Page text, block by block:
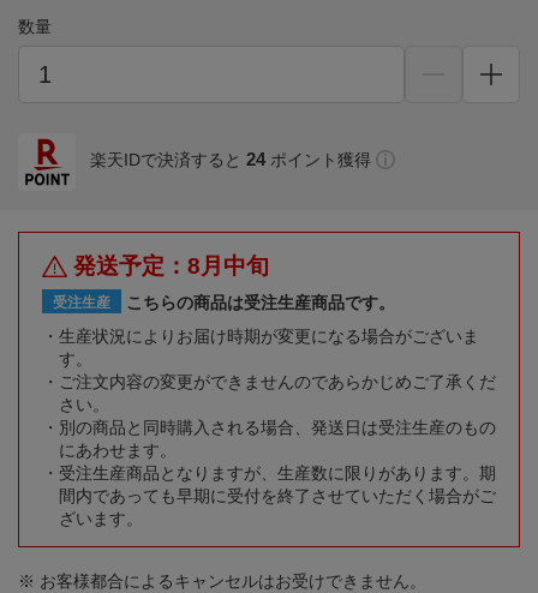
数量
楽天IDで決済すると 24 ポイント獲得
発送予定：8月中旬
受注生産
こちらの商品は受注生産商品です。
生産状況によりお届け時期が変更になる場合がございま
す。
ご注文内容の変更ができませんのであらかじめご了承くだ
さい。
別の商品と同時購入される場合、発送日は受注生産のもの
にあわせます。
受注生産商品となりますが、生産数に限りがあります。期
間内であっても早期に受付を終了させていただく場合がご
ざいます。
※ お客様都合によるキャンセルはお受けできません。